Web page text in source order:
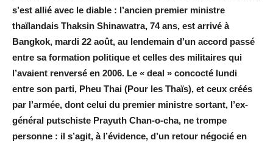
s’est allié avec le diable : l’ancien premier ministre
thaïlandais Thaksin Shinawatra, 74 ans, est arrivé à
Bangkok, mardi 22 août, au lendemain d’un accord passé
entre sa formation politique et celles des militaires qui
l’avaient renversé en 2006. Le « deal » concocté lundi
entre son parti, Pheu Thai (Pour les Thaïs), et ceux créés
par l’armée, dont celui du premier ministre sortant, l’ex-
général putschiste Prayuth Chan-o-cha, ne trompe
personne : il s’agit, à l’évidence, d’un retour négocié en